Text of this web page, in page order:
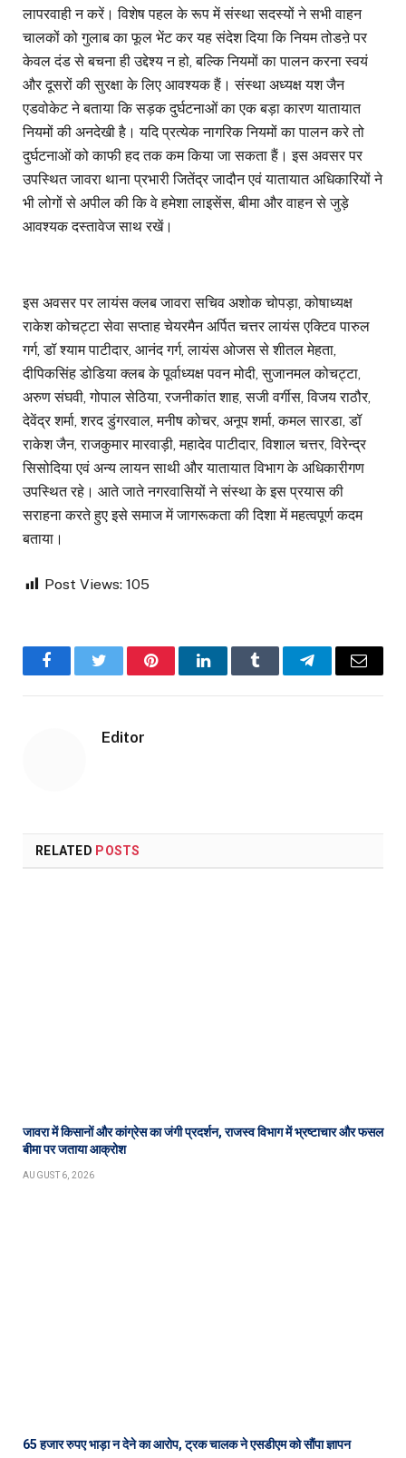
लापरवाही न करें। विशेष पहल के रूप में संस्था सदस्यों ने सभी वाहन
चालकों को गुलाब का फूल भेंट कर यह संदेश दिया कि नियम तोडऩे पर
केवल दंड से बचना ही उद्देश्य न हो, बल्कि नियमों का पालन करना स्वयं
और दूसरों की सुरक्षा के लिए आवश्यक हैं। संस्था अध्यक्ष यश जैन
एडवोकेट ने बताया कि सड़क दुर्घटनाओं का एक बड़ा कारण यातायात
नियमों की अनदेखी है। यदि प्रत्येक नागरिक नियमों का पालन करे तो
दुर्घटनाओं को काफी हद तक कम किया जा सकता हैं। इस अवसर पर
उपस्थित जावरा थाना प्रभारी जितेंद्र जादौन एवं यातायात अधिकारियों ने
भी लोगों से अपील की कि वे हमेशा लाइसेंस, बीमा और वाहन से जुड़े
आवश्यक दस्तावेज साथ रखें।
इस अवसर पर लायंस क्लब जावरा सचिव अशोक चोपड़ा, कोषाध्यक्ष
राकेश कोचट्टा सेवा सप्ताह चेयरमैन अर्पित चत्तर लायंस एक्टिव पारुल
गर्ग, डॉ श्याम पाटीदार, आनंद गर्ग, लायंस ओजस से शीतल मेहता,
दीपिकसिंह डोडिया क्लब के पूर्वाध्यक्ष पवन मोदी, सुजानमल कोचट्टा,
अरुण संघवी, गोपाल सेठिया, रजनीकांत शाह, सजी वर्गीस, विजय राठौर,
देवेंद्र शर्मा, शरद डुंगरवाल, मनीष कोचर, अनूप शर्मा, कमल सारडा, डॉ
राकेश जैन, राजकुमार मारवाड़ी, महादेव पाटीदार, विशाल चत्तर, विरेन्द्र
सिसोदिया एवं अन्य लायन साथी और यातायात विभाग के अधिकारीगण
उपस्थित रहे। आते जाते नगरवासियों ने संस्था के इस प्रयास की
सराहना करते हुए इसे समाज में जागरूकता की दिशा में महत्वपूर्ण कदम
बताया।
Post Views: 105
FacebookTwitter PinterestLinkedInTumblr TelegramEmail
Editor
RELATED POSTS
जावरा में किसानों और कांग्रेस का जंगी प्रदर्शन, राजस्व विभाग में भ्रष्टाचार और फसल
बीमा पर जताया आक्रोश
AUGUST 6, 2026
65 हजार रुपए भाड़ा न देने का आरोप, ट्रक चालक ने एसडीएम को सौंपा ज्ञापन